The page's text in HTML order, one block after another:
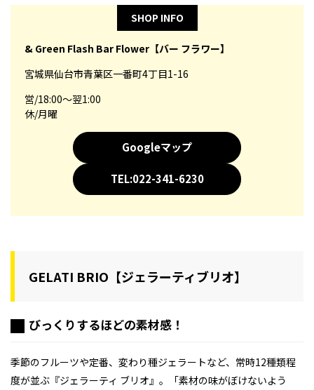
SHOP INFO
& Green Flash Bar Flower【バー フラワー】
宮城県仙台市青葉区一番町4丁目1-16
営/18:00～翌1:00
休/月曜
Googleマップ
TEL:022-341-6230
GELATI BRIO【ジェラーティブリオ】
びっくりするほどの素材感！
季節のフルーツや定番、変わり種ジェラートなど、常時12種類程
度が並ぶ『ジェラーティ ブリオ』。「素材の味がぼけないよう